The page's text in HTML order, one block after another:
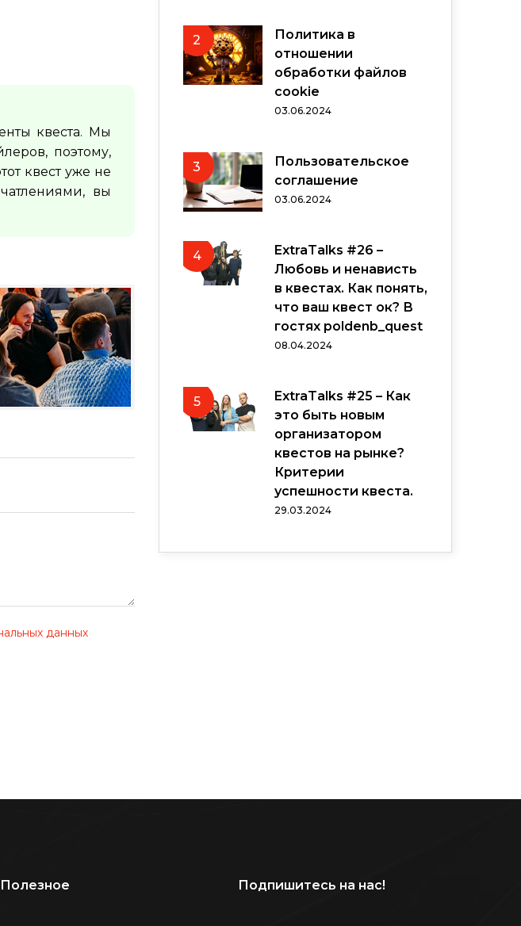
квеста. Мы
поэтому,
квест уже не
вы
данных
2
Политика в
отношении
обработки файлов
cookie
03.06.2024
3
Пользовательское
соглашение
03.06.2024
4
ExtraTalks #26 –
Любовь и ненависть
в квестах. Как понять,
что ваш квест ок? В
гостях poldenb_quest
08.04.2024
5
ExtraTalks #25 – Как
это быть новым
организатором
квестов на рынке?
Критерии
успешности квеста.
29.03.2024
Полезное Подпишитесь на нас!